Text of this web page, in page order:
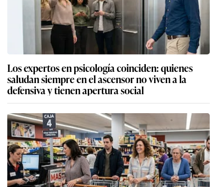
Los expertos en psicología coinciden: quienes
saludan siempre en el ascensor no viven a la
defensiva y tienen apertura social